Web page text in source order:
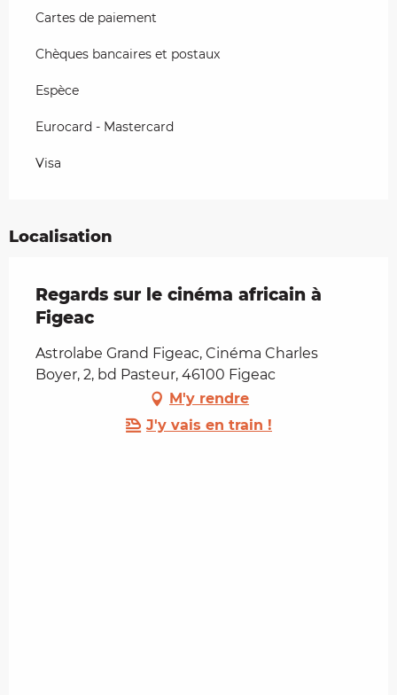
Cartes de paiement
Chèques bancaires et postaux
Espèce
Eurocard - Mastercard
Visa
Localisation
Regards sur le cinéma africain à
Figeac
Astrolabe Grand Figeac, Cinéma Charles
Boyer, 2, bd Pasteur, 46100 Figeac
M'y rendre
J'y vais en train !